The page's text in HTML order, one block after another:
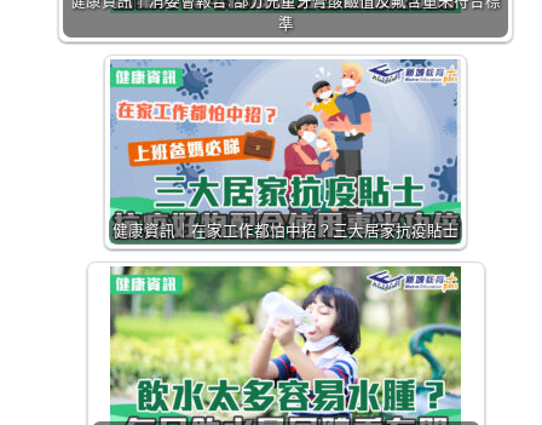
準
健康資訊｜在家工作都怕中招？三大居家抗疫貼士